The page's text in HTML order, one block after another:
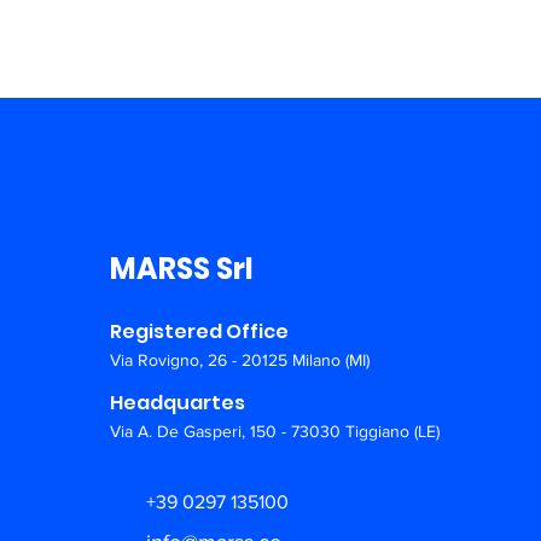
MARSS Srl
Registered Office
Via Rovigno, 26 - 20125 Milano (MI)
Headquartes
Via A. De Gasperi, 150 - 73030 Tiggiano (LE)
+39 0297 135100